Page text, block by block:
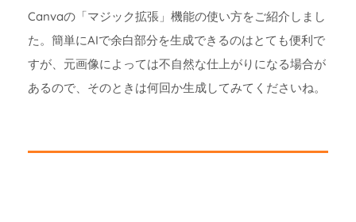
Canvaの「マジック拡張」機能の使い方をご紹介しまし
た。簡単にAIで余白部分を生成できるのはとても便利で
すが、元画像によっては不自然な仕上がりになる場合が
あるので、そのときは何回か生成してみてくださいね。